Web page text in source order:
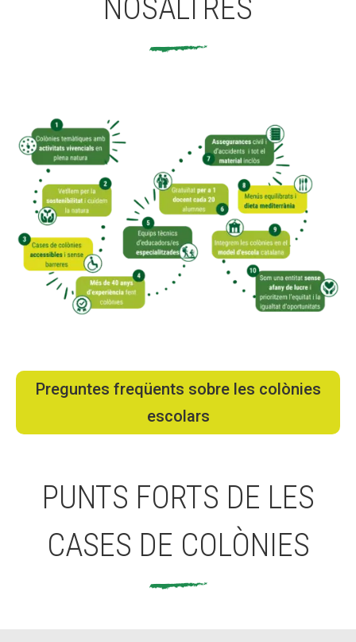
NOSALTRES
Preguntes freqüents sobre les colònies
escolars
PUNTS FORTS DE LES
CASES DE COLÒNIES